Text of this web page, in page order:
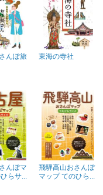
んぽ旅 東海の寺社
んぽマ
らサ...
飛騨高山おさんぽ
マップ てのひら...